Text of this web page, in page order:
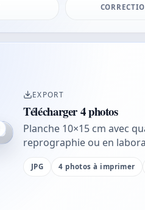
EXPORT
Télécharger 4 photos
Planche 10×15 cm avec
reprographie ou en
JPG 4 photos à imprimer